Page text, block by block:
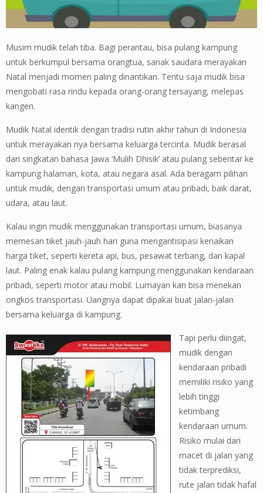
Musim mudik telah tiba. Bagi perantau, bisa pulang kampung
untuk berkumpul bersama orangtua, sanak saudara merayakan
Natal menjadi momen paling dinantikan. Tentu saja mudik bisa
mengobati rasa rindu kepada orang-orang tersayang, melepas
kangen.
Mudik Natal identik dengan tradisi rutin akhir tahun di Indonesia
untuk merayakan nya bersama keluarga tercinta. Mudik berasal
dari singkatan bahasa Jawa ‘Mulih Dhisik’ atau pulang sebentar ke
kampung halaman, kota, atau negara asal. Ada beragam pilihan
untuk mudik, dengan transportasi umum atau pribadi, baik darat,
udara, atau laut.
Kalau ingin mudik menggunakan transportasi umum, biasanya
memesan tiket jauh-jauh hari guna mengantisipasi kenaikan
harga tiket, seperti kereta api, bus, pesawat terbang, dan kapal
laut. Paling enak kalau pulang kampung menggunakan kendaraan
pribadi, seperti motor atau mobil. Lumayan kan bisa menekan
ongkos transportasi. Uangnya dapat dipakai buat jalan-jalan
bersama keluarga di kampung.
Tapi perlu diingat,
mudik dengan
kendaraan pribadi
memiliki risiko yang
lebih tinggi
ketimbang
kendaraan umum.
Risiko mulai dari
macet di jalan yang
tidak terprediksi,
rute jalan tidak hafal